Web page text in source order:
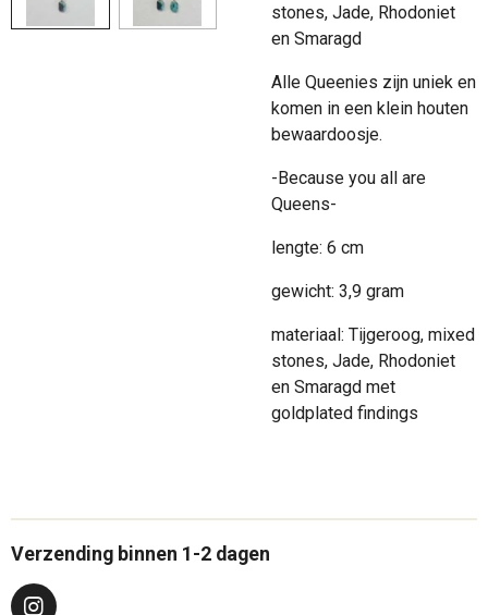
stones, Jade, Rhodoniet
en Smaragd
Alle Queenies zijn uniek en
komen in een klein houten
bewaardoosje.
-Because you all are
Queens-
lengte: 6 cm
gewicht: 3,9 gram
materiaal: Tijgeroog, mixed
stones, Jade, Rhodoniet
en Smaragd met
goldplated findings
Verzending binnen 1-2 dagen